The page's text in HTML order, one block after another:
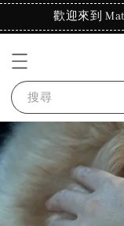
歡迎來到
搜尋